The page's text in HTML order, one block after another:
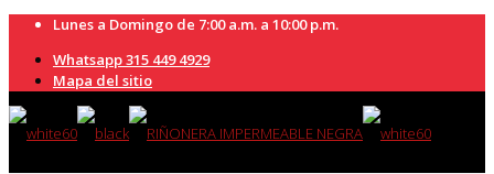
Lunes a Domingo de 7:00 a.m. a 10:00 p.m.
Whatsapp 315 449 4929
Mapa del sitio